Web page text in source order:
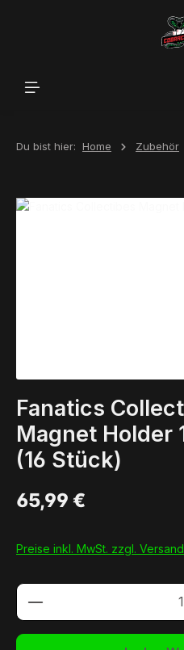
Du bist hier: Home Zubehör
Bildergalerie überspringen
Fanatics
Magnet Holder
(16 Stück)
65,99 €
Preise inkl. MwSt. zzgl.
Produkt Anzahl: